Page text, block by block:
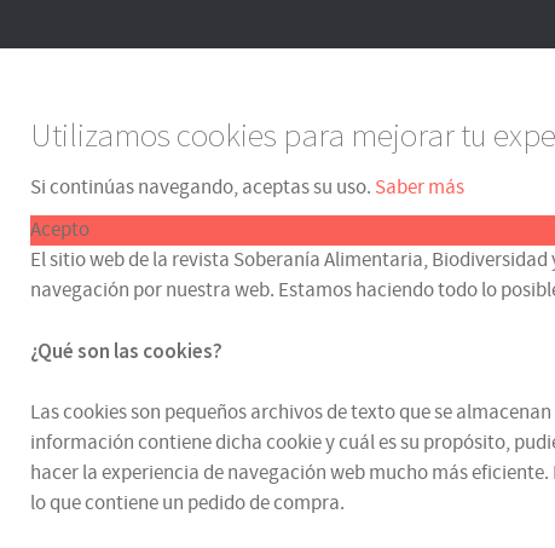
Utilizamos cookies para mejorar tu
Si continúas navegando, aceptas su uso. Saber más
Acepto
El sitio web de la revista Soberanía Alimentaria,
navegación por nuestra web. Estamos haciendo todo lo
¿Qué son las cookies?
Las cookies son pequeños archivos de texto que se
información contiene dicha cookie y cuál es su propósito,
hacer la experiencia de navegación web mucho más
lo que contiene un pedido de compra.